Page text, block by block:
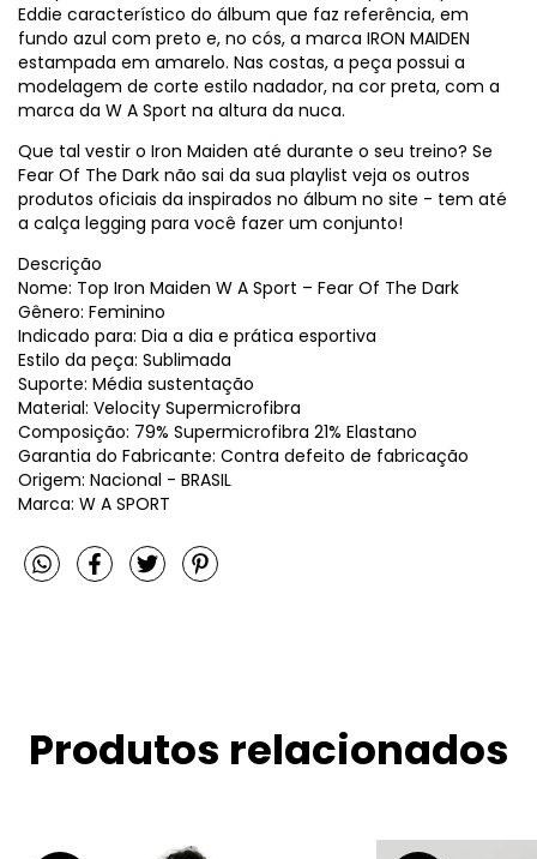
Eddie característico do álbum que faz referência, em
fundo azul com preto e, no cós, a marca IRON MAIDEN
estampada em amarelo. Nas costas, a peça possui a
modelagem de corte estilo nadador, na cor preta, com a
marca da W A Sport na altura da nuca.
Que tal vestir o Iron Maiden até durante o seu treino? Se
Fear Of The Dark não sai da sua playlist veja os outros
produtos oficiais da inspirados no álbum no site - tem até
a calça legging para você fazer um conjunto!
Descrição
Nome: Top Iron Maiden W A Sport – Fear Of The Dark
Gênero: Feminino
Indicado para: Dia a dia e prática esportiva
Estilo da peça: Sublimada
Suporte: Média sustentação
Material: Velocity Supermicrofibra
Composição: 79% Supermicrofibra 21% Elastano
Garantia do Fabricante: Contra defeito de fabricação
Origem: Nacional - BRASIL
Marca: W A SPORT
Produtos relacionados